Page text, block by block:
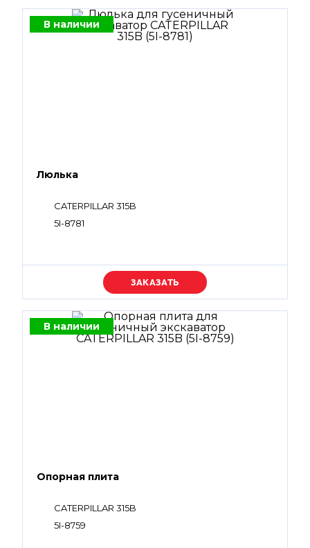
В наличии
Люлька
CATERPILLAR 315B
5I-8781
Уточняйте цену
В наличии
Опорная плита
CATERPILLAR 315B
5I-8759